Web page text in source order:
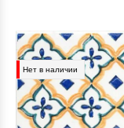
Нет в наличии